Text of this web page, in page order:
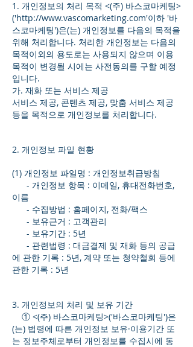
1. 개인정보의 처리 목적 <(주) 바스코마케팅>
('http://www.vascomarketing.com'이하 '바
스코마케팅')은(는) 개인정보를 다음의 목적을
위해 처리합니다. 처리한 개인정보는 다음의
목적이외의 용도로는 사용되지 않으며 이용
목적이 변경될 시에는 사전동의를 구할 예정
입니다.
가. 재화 또는 서비스 제공
서비스 제공, 콘텐츠 제공, 맞춤 서비스 제공
등을 목적으로 개인정보를 처리합니다.
2. 개인정보 파일 현황
(1) 개인정보 파일명 : 개인정보취급방침
- 개인정보 항목 : 이메일, 휴대전화번호,
이름
- 수집방법 : 홈페이지, 전화/팩스
- 보유근거 : 고객관리
- 보유기간 : 5년
- 관련법령 : 대금결제 및 재화 등의 공급
에 관한 기록 : 5년, 계약 또는 청약철회 등에
관한 기록 : 5년
3. 개인정보의 처리 및 보유 기간
① <(주) 바스코마케팅>('바스코마케팅')은
(는) 법령에 따른 개인정보 보유·이용기간 또
는 정보주체로부터 개인정보를 수집시에 동